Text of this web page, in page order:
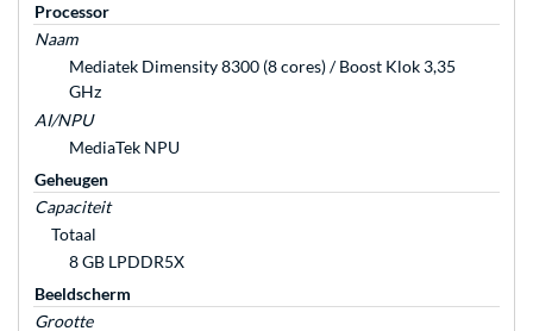
Processor
Naam
Mediatek Dimensity 8300 (8 cores) / Boost Klok 3,35
GHz
AI/NPU
MediaTek NPU
Geheugen
Capaciteit
Totaal
8 GB LPDDR5X
Beeldscherm
Grootte